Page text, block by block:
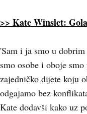
>> Kate Winslet:
'Sam i ja smo u
smo osobe i oboje
zajedničko dijete koju
odgajamo bez
Kate dodavši kako uz